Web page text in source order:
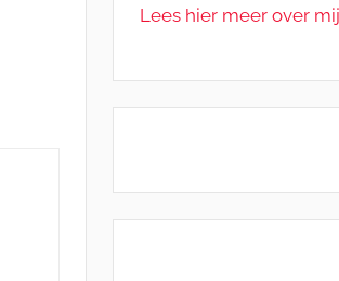
Lees hier meer over